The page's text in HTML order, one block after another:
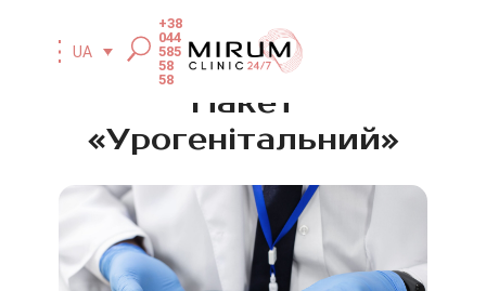
UA
+38
044
585
58
58
Пакет
«Урогенітальний»